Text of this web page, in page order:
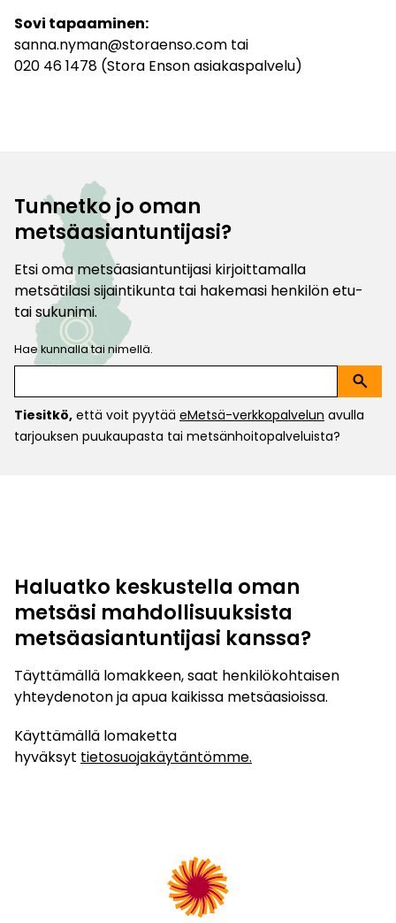
Sovi tapaaminen:
sanna.nyman@storaenso.com tai
020 46 1478 (Stora Enson asiakaspalvelu)
Tunnetko jo oman
metsäasiantuntijasi?
Etsi oma metsäasiantuntijasi kirjoittamalla
metsätilasi sijaintikunta tai hakemasi henkilön etu-
tai sukunimi.
Hae kunnalla tai nimellä.
search
Tiesitkö, että voit pyytää eMetsä-verkkopalvelun avulla
tarjouksen puukaupasta tai metsänhoitopalveluista?
Haluatko keskustella oman
metsäsi mahdollisuuksista
metsäasiantuntijasi kanssa?
Täyttämällä lomakkeen, saat henkilökohtaisen
yhteydenoton ja apua kaikissa metsäasioissa.
Käyttämällä lomaketta
hyväksyt tietosuojakäytäntömme.